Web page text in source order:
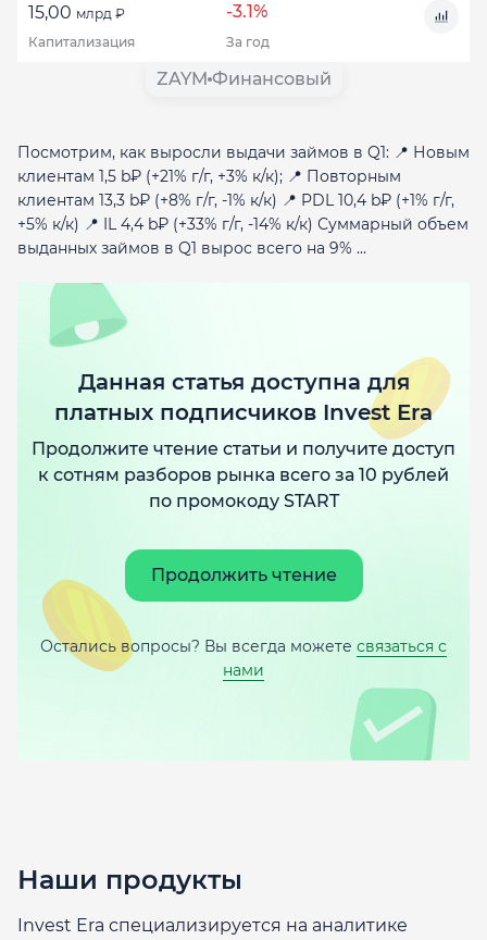
15,00 млрд ₽ -3.1%
Капитализация За год
ZAYM Финансовый
Посмотрим, как выросли выдачи займов в Q1: 📍 Новым
клиентам 1,5 b₽ (+21% г/г, +3% к/к); 📍 Повторным
клиентам 13,3 b₽ (+8% г/г, -1% к/к) 📍 PDL 10,4 b₽ (+1% г/г,
+5% к/к) 📍 IL 4,4 b₽ (+33% г/г, -14% к/к) Суммарный объем
выданных займов в Q1 вырос всего на 9% ...
Данная статья доступна для
платных подписчиков Invest Era
Продолжите чтение статьи и получите доступ
к сотням разборов рынка всего за 10 рублей
по промокоду START
Продолжить чтение
Остались вопросы? Вы всегда можете связаться с
нами
Наши продукты
Invest Era специализируется на аналитике